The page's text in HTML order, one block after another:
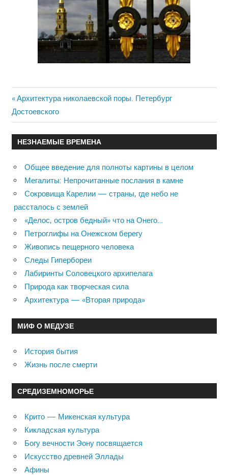
Навигация
по
записям
Previous
Post:
Архитектура николаевской поры. Петербург
Достоевского
НЕЗНАЕМЫЕ ВРЕМЕНА
Общее введение для полноты картины в целом
Мегалиты: Непрочитанные послания в камне
Сокровища Карелии — страны, где небо не
рассталось с землей
«Делос, остров бедный» что на Онего…
Петроглифы на Онежском берегу
Живопись пещерного человека
Следы Гипербореи
Лабиринты Соловецкого архипелага
Природа как творческая сила
Архитектура — «Вторая природа»
МИФ О МЕДУЗЕ
История бытия
Жизнь после смерти
СРЕДИЗЕМНОМОРЬЕ
Крито — Микенская культура
Кикладская культура
Богу вечности Эону посвящается
Искусство древней Эллады
Афины